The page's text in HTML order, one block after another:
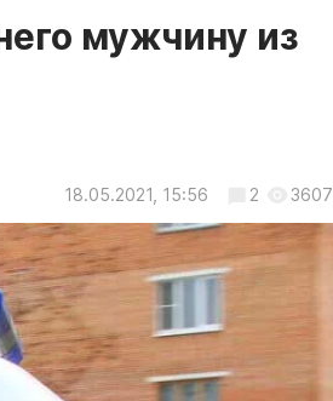
мужчину из
18.05.2021, 15:56 2 3607